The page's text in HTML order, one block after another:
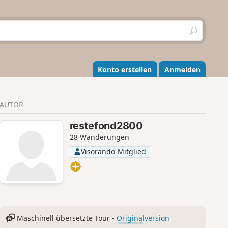
S
u
h
e
n
Konto erstellen Anmelden
AUTOR
restefond2800
28 Wanderungen
Visorando-Mitglied
Maschinell übersetzte Tour - Originalversion